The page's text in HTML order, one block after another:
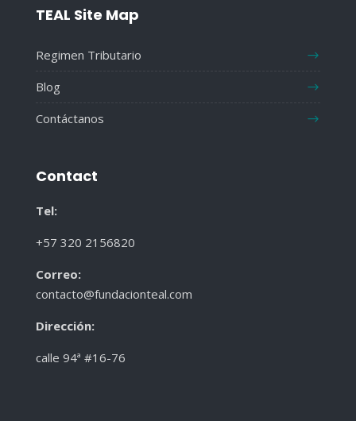
TEAL Site Map
Regimen Tributario
Blog
Contáctanos
Contact
Tel:
+57 320 2156820
Correo:
contacto@fundacionteal.com
Dirección:
calle 94ª #16-76